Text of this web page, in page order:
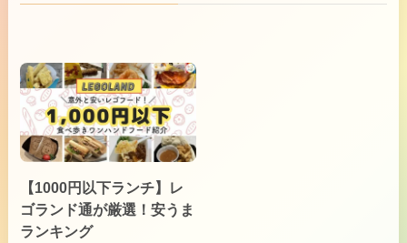
【1000円以下ランチ】レ
ゴランド通が厳選！安うま
ランキング